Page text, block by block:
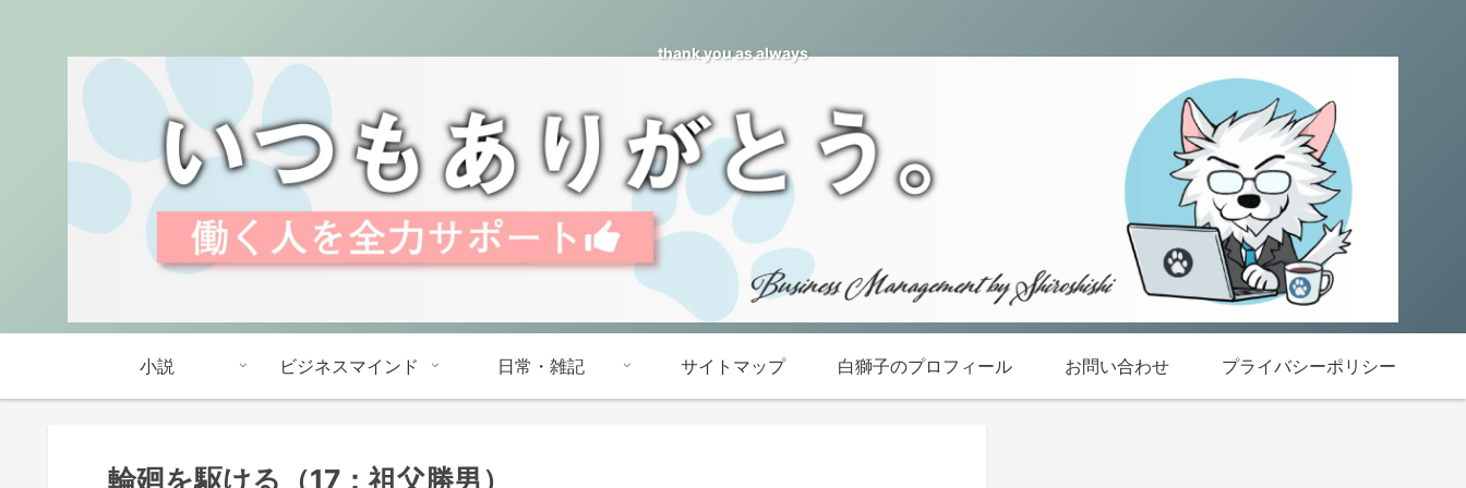
thank you as always
小説 ビジネスマインド 日常・雑記 サイトマップ 白獅子のプロフィール お問い合わせ プライバシーポリシー
輪廻を駆ける（17：祖父勝男）